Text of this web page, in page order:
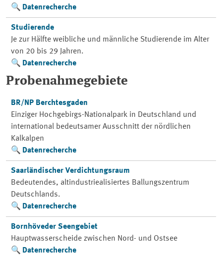
Datenrecherche
Studierende
Je zur Hälfte weibliche und männliche Studierende im Alter
von 20 bis 29 Jahren.
Datenrecherche
Probenahmegebiete
BR/NP Berchtesgaden
Einziger Hochgebirgs-Nationalpark in Deutschland und
international bedeutsamer Ausschnitt der nördlichen
Kalkalpen
Datenrecherche
Saarländischer Verdichtungsraum
Bedeutendes, altindustriealisiertes Ballungszentrum
Deutschlands.
Datenrecherche
Bornhöveder Seengebiet
Hauptwasserscheide zwischen Nord- und Ostsee
Datenrecherche